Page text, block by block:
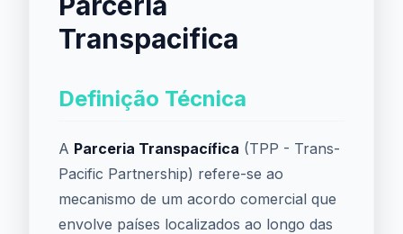
Transpacifica
Definição Técnica
A Parceria Transpacífica (TPP - Trans-
Pacific Partnership) refere-se ao
mecanismo de um acordo comercial que
envolve países localizados ao longo das